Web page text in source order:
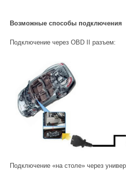
Возможные способы подключения
Подключение через OBD II разъем:
Подключение «на столе» через